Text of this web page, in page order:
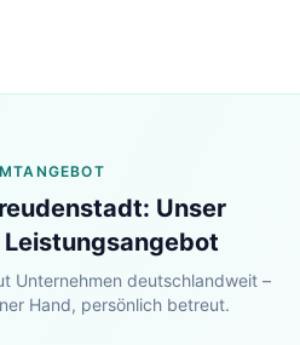
in Freudenstadt?
Angebot für Ihr
alles auf einen
: Unser
Unternehmen deutschlandweit –
Hand, persönlich betreut.